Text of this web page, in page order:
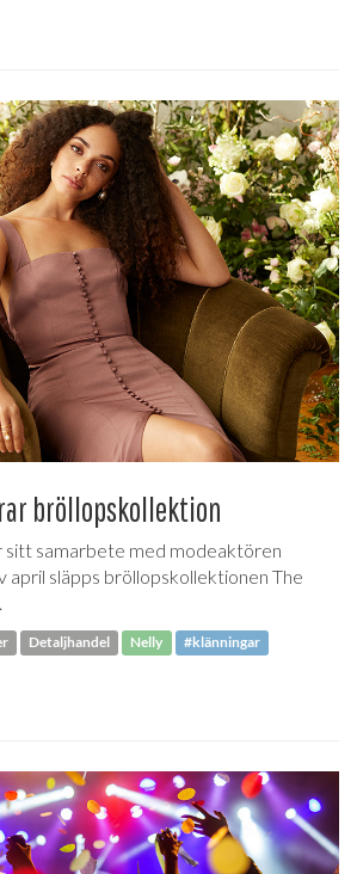
bröllopskollektion
samarbete med modeaktören
april släpps bröllopskollektionen The
Detaljhandel Nelly #klänningar